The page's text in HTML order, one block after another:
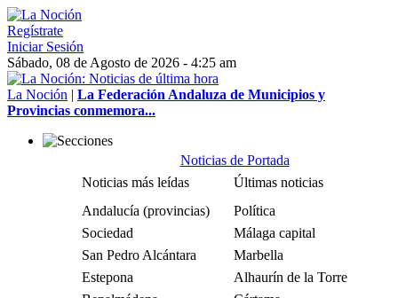
Regístrate
Iniciar Sesión
Sábado, 08 de Agosto de 2026 - 4:25 am
La Noción | La Federación Andaluza de Municipios y
Provincias conmemora...
Noticias de Portada
Noticias más leídas
Últimas noticias
Andalucía (provincias)
Política
Sociedad
Málaga capital
San Pedro Alcántara
Marbella
Estepona
Alhaurín de la Torre